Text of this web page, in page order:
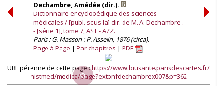
Dechambre, Amédée (dir.).
Dictionnaire encyclopédique des sciences
médicales / [publ. sous la] dir. de M. A. Dechambre .
- [série 1], tome 7, AST - AZZ.
Paris : G. Masson : P. Asselin, 1876 (circa).
Page à Page
Par chapitres PDF
URL pérenne de cette page :https://www.biusante.parisdescartes.fr/
histmed/medica/page?extbnfdechambrex007&p=362